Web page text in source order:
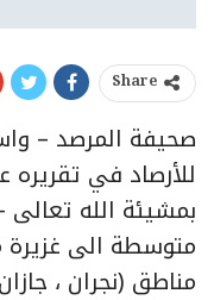
Share
صحيفة المرصد –
للأرصاد في
بمشيئة الله
متوسطة الى
مناطق (نجران ،